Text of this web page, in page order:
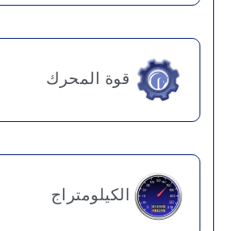
قوة المحرك
الكيلومتراج